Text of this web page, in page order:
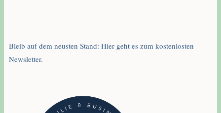
Bleib auf dem neusten Stand: Hier geht es zum kostenlosten
Newsletter.